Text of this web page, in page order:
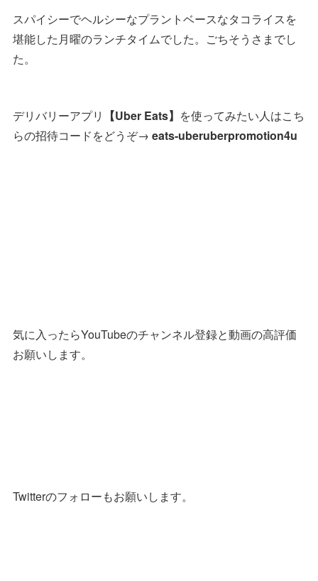
スパイシーでヘルシーなプラントベースなタコライスを
堪能した月曜のランチタイムでした。ごちそうさまでし
た。
デリバリーアプリ 【Uber Eats】 を使ってみたい人はこち
らの招待コードをどうぞ→ eats-uberuberpromotion4u
気に入ったらYouTubeのチャンネル登録と動画の高評価
お願いします。
Twitterのフォローもお願いします。